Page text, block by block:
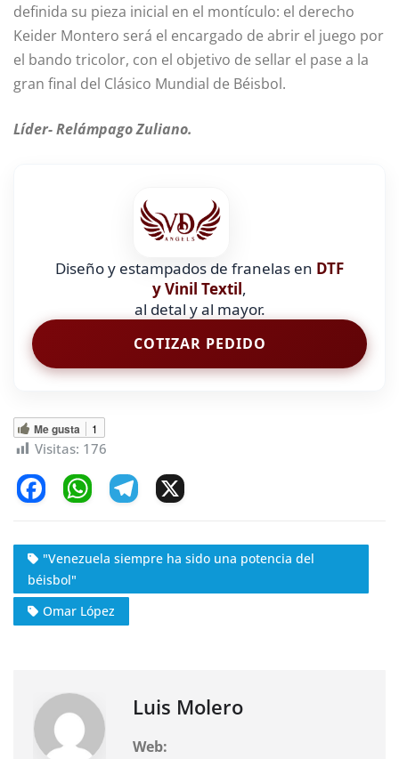
definida su pieza inicial en el montículo: el derecho
Keider Montero será el encargado de abrir el juego por
el bando tricolor, con el objetivo de sellar el pase a la
gran final del Clásico Mundial de Béisbol.
Líder- Relámpago Zuliano.
Diseño y estampados de franelas en DTF
y Vinil Textil,
al detal y al mayor.
COTIZAR PEDIDO
Me gusta 1
Visitas: 176
c
e
b
o
k
W
at
s
A
p
e
gr
a
"Venezuela siempre ha sido una potencia del
béisbol"
Omar López
Luis Molero
Web: